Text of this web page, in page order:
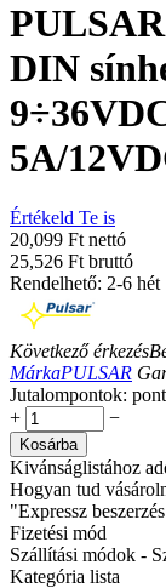
DIN
5A/
Értékeld Te is
20,099 Ft nettó
25,526 Ft bruttó
Rendelhető: 2-6 hét
Következő érkezés
MárkaPULSAR
Jutalompontok: pont
+
−
Kosárba
Kivánságlistához
Hogyan tud
"Expressz
Fizetési mód
Szállítási módok -
Kategória lista